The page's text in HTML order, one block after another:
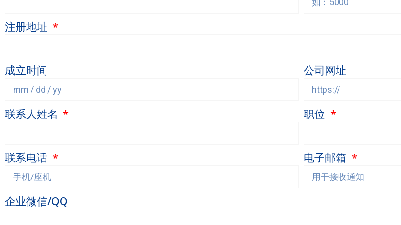
注册地址
成立时间 公司网址
联系人姓名 职位
联系电话 电子邮箱
企业微信/QQ